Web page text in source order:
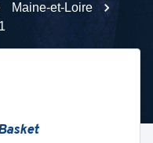
Maine-et-Loire